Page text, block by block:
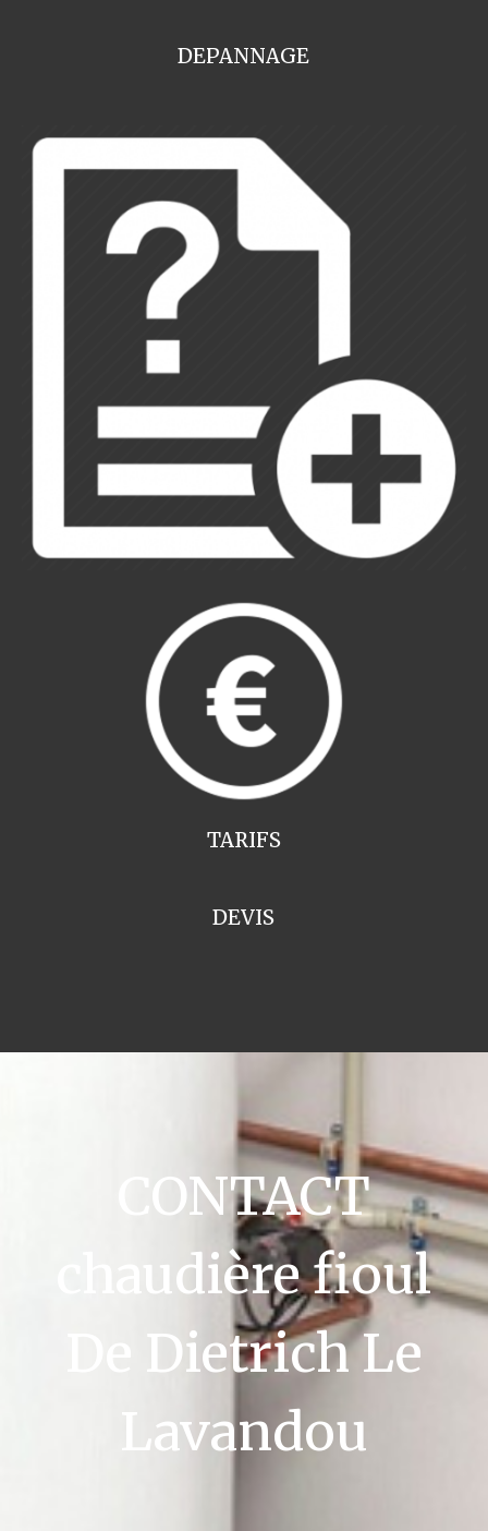
DEPANNAGE
TARIFS
DEVIS
CONTACT
chaudière fioul
De Dietrich Le
Lavandou